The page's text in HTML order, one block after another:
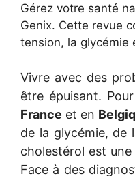
Gérez votre santé
Genix. Cette revue
tension, la glycémie
Vivre avec des
être épuisant.
France et en
de la glycémie, de
cholestérol est
Face à des